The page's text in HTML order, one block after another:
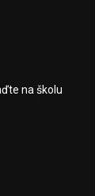
na školu